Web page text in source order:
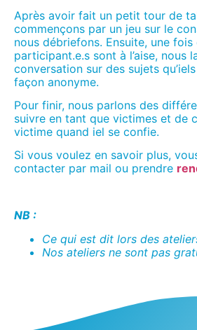
Après avoir fait un petit tour de
commençons par un jeu sur le
nous débriefons. Ensuite, une fois
participant.e.s sont à l’aise, nous
conversation sur des sujets
façon anonyme.
Pour finir, nous parlons des
suivre en tant que victimes et de
victime quand iel se confie.
Si vous voulez en savoir plus,
contacter par mail ou prendre
NB :
Ce qui est dit lors des
Nos ateliers ne sont pas